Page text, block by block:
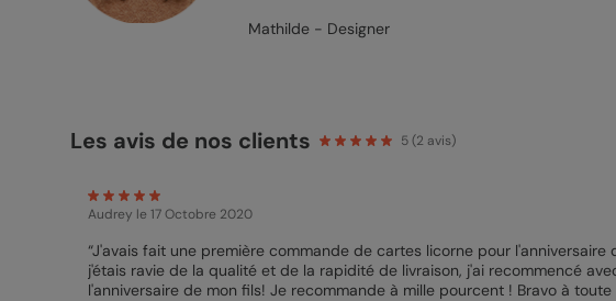
Mathilde - Designer
Les avis de nos clients 5(2 avis)
Audrey le 17 Octobre 2020
“J'avais fait une première commande de cartes licorne pour l'anniversaire
j'étais ravie de la qualité et de la rapidité de livraison, j'ai recommencé
l'anniversaire de mon fils! Je recommande à mille pourcent ! Bravo à toute